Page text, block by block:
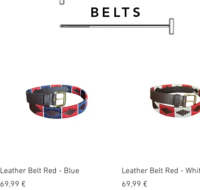
BELTS
Schnellansicht
Leather Belt Red - Blue
Preis
69,99 €
Schnellansicht
Leather Belt Red -
Preis
69,99 €